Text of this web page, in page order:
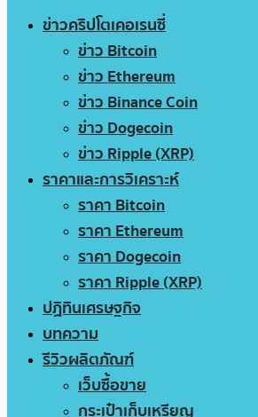
ข่าวคริปโตเคอเรนซี่
ข่าว Bitcoin
ข่าว Ethereum
ข่าว Binance Coin
ข่าว Dogecoin
ข่าว Ripple (XRP)
ราคาและการวิเคราะห์
ราคา Bitcoin
ราคา Ethereum
ราคา Dogecoin
ราคา Ripple (XRP)
ปฏิทินเศรษฐกิจ
บทความ
รีวิวผลิตภัณฑ์
เว็บซื้อขาย
กระเป๋าเก็บเหรียญ